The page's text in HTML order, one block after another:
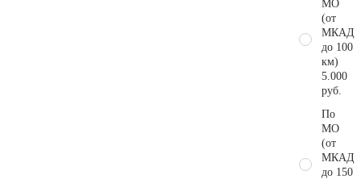
МО
(от
МКАД
до 100
км)
5.000
руб.
По
МО
(от
МКАД
до 150